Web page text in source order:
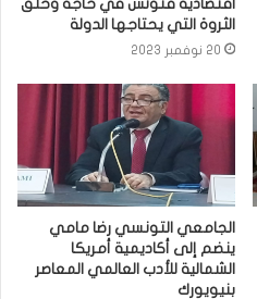
اقتصادية فتونس في حاجة وخلق
الثروة التي يحتاجها الدولة
20 نوفمبر 2023
الجامعي التونسي رضا مامي
ينضم إلى أكاديمية أمريكا
الشمالية للأدب العالمي المعاصر
بنيويورك